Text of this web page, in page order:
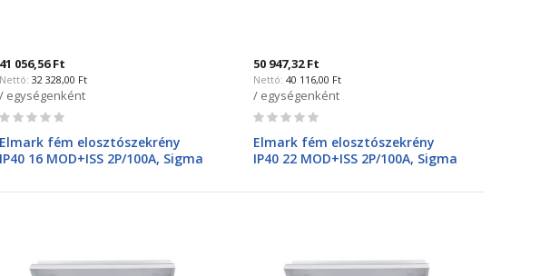
41 056,56 Ft
32 328,00 Ft
/ egységenként
Rating:
Elmark fém elosztószekrény
IP40 16 MOD+ISS 2P/100A, Sigma
50 947,32 Ft
40 116,00 Ft
/ egységenként
Rating:
Elmark fém elosztószekrény
IP40 22 MOD+ISS 2P/100A, Sigma